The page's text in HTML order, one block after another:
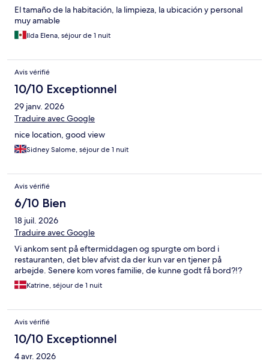
El tamaño de la habitación, la limpieza, la ubicación y personal
muy amable
Ilda Elena, séjour de 1 nuit
Avis vérifié
10/10 Exceptionnel
29 janv. 2026
Traduire avec Google
nice location, good view
Sidney Salome, séjour de 1 nuit
Avis vérifié
6/10 Bien
18 juil. 2026
Traduire avec Google
Vi ankom sent på eftermiddagen og spurgte om bord i
restauranten, det blev afvist da der kun var en tjener på
arbejde. Senere kom vores familie, de kunne godt få bord?!?
Katrine, séjour de 1 nuit
Avis vérifié
10/10 Exceptionnel
4 avr. 2026